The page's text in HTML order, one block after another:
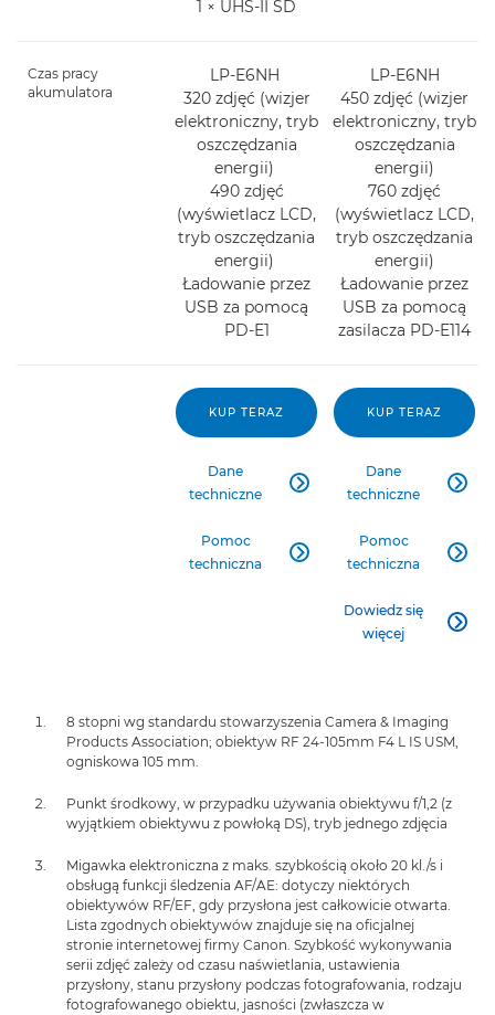
1 × UHS-II SD
Czas pracy
akumulatora
LP-E6NH
320 zdjęć (wizjer
elektroniczny, tryb
oszczędzania
energii)
490 zdjęć
(wyświetlacz LCD,
tryb oszczędzania
energii)
Ładowanie przez
USB za pomocą
PD-E1
LP-E6NH
450 zdjęć (wizjer
elektroniczny, tryb
oszczędzania
energii)
760 zdjęć
(wyświetlacz LCD,
tryb oszczędzania
energii)
Ładowanie przez
USB za pomocą
zasilacza PD-E114
KUP TERAZ
Dane
techniczne

Pomoc
techniczna

KUP TERAZ
Dane
techniczne

Pomoc
techniczna

Dowiedz się
więcej

8 stopni wg standardu stowarzyszenia Camera & Imaging
Products Association; obiektyw RF 24-105mm F4 L IS USM,
ogniskowa 105 mm.
Punkt środkowy, w przypadku używania obiektywu f/1,2 (z
wyjątkiem obiektywu z powłoką DS), tryb jednego zdjęcia
Migawka elektroniczna z maks. szybkością około 20 kl./s i
obsługą funkcji śledzenia AF/AE: dotyczy niektórych
obiektywów RF/EF, gdy przysłona jest całkowicie otwarta.
Lista zgodnych obiektywów znajduje się na oficjalnej
stronie internetowej firmy Canon. Szybkość wykonywania
serii zdjęć zależy od czasu naświetlania, ustawienia
przysłony, stanu przysłony podczas fotografowania, rodzaju
fotografowanego obiektu, jasności (zwłaszcza w